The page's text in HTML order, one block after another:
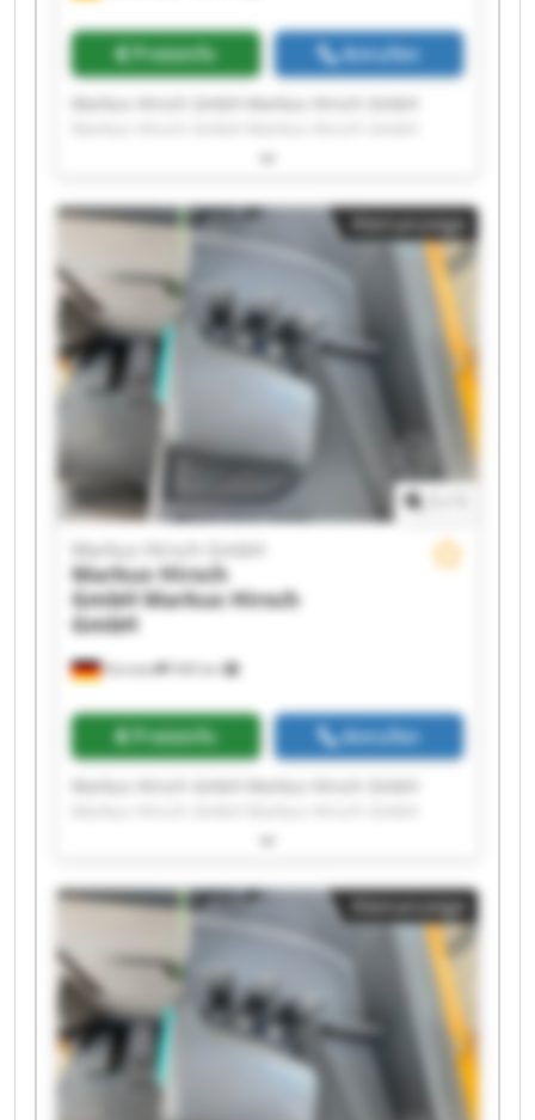
Preisinfo Anrufen
Markus Hirsch GmbH Markus Hirsch GmbH
Markus Hirsch GmbH Markus Hirsch GmbH
Markus Hirsch GmbH Markus Hirsch GmbH
Markus Hirsch GmbH Markus Hirsch GmbH
Markus Hirsch GmbH Markus Hirsch GmbH
Markus Hirsch GmbH Markus Hirsch GmbH
Kleinanzeige
Dorsten 546 km
Markus Hirsch GmbH
Markus Hirsch
GmbH Markus Hirsch
GmbH
Preisinfo Anrufen
Markus Hirsch GmbH Markus Hirsch GmbH
Markus Hirsch GmbH Markus Hirsch GmbH
Markus Hirsch GmbH Markus Hirsch GmbH
Markus Hirsch GmbH Markus Hirsch GmbH
Markus Hirsch GmbH Markus Hirsch GmbH
Markus Hirsch GmbH Markus Hirsch GmbH
Kleinanzeige